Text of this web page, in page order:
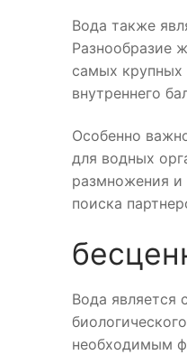
Вода также
Разнообразие
самых
внутреннего
Особенно
для водных
размножения и
поиска
Вода является
необходимым